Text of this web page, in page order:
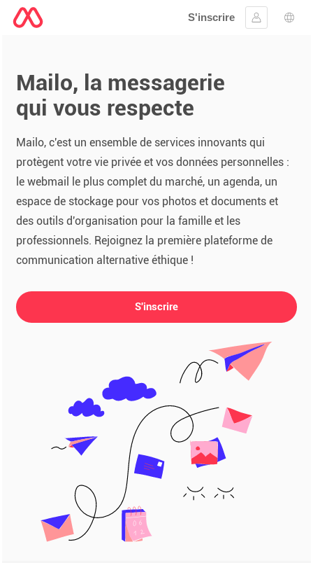
S'inscrire
Se
Mailo, la messagerie
qui vous respecte
Mailo, c'est un ensemble de services innovants qui
protègent votre vie privée et vos données personnelles :
le webmail le plus complet du marché, un agenda, un
espace de stockage pour vos photos et documents et
des outils d'organisation pour la famille et les
professionnels. Rejoignez la première plateforme de
communication alternative éthique !
S'inscrire